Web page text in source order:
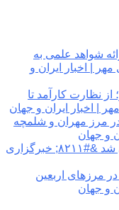
شواهد علمی به
خبرگزاری مهر | اخبار ایران و
نظارت کارآمد تا
در مرز مهران و شلمچه
آثار جشنواره رسانه و سلامت داوری شد &#۸۲۱۱; خبرگزاری
اورژانس در مرزهای اربعین